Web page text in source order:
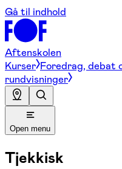
Gå til indhold
Aftenskolen
Kurser Foredrag, debat
rundvisninger
Open menu
Tjekkisk